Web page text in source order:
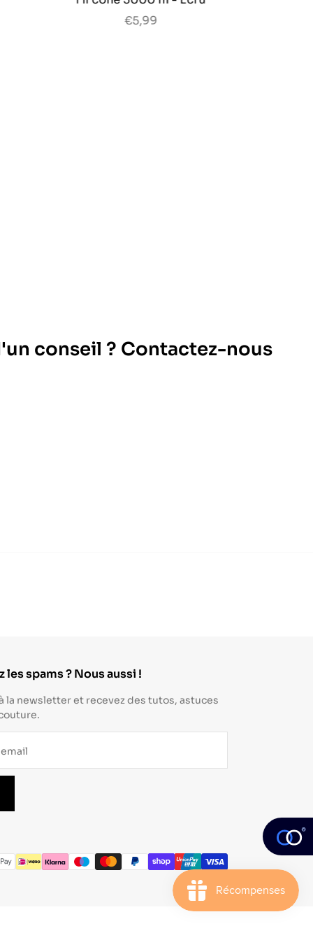
€5,99
conseil ? Contactez-nous
les spams ? Nous aussi !
la newsletter et recevez des tutos, astuces